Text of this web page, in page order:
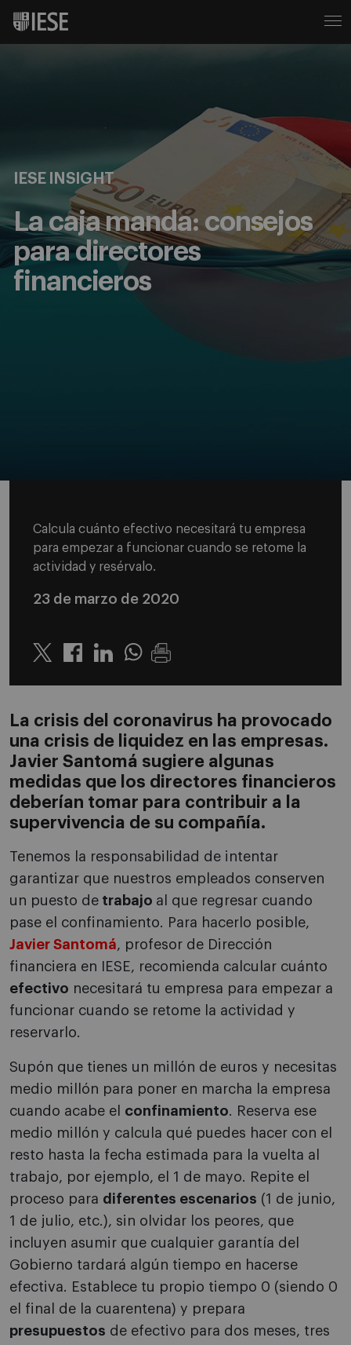
IESE INSIGHT
La caja manda: consejos
para directores
financieros
Calcula cuánto efectivo necesitará tu empresa
para empezar a funcionar cuando se retome la
actividad y resérvalo.
23 de marzo de 2020
Twitter LinkedinWhatsapp
La crisis del coronavirus ha provocado
una crisis de liquidez en las empresas.
Javier Santomá sugiere algunas
medidas que los directores financieros
deberían tomar para contribuir a la
supervivencia de su compañía.
Tenemos la responsabilidad de intentar
garantizar que nuestros empleados conserven
un puesto de trabajo al que regresar cuando
pase el confinamiento. Para hacerlo posible,
Javier Santomá, profesor de Dirección
financiera en IESE, recomienda calcular cuánto
efectivo necesitará tu empresa para empezar a
funcionar cuando se retome la actividad y
reservarlo.
Supón que tienes un millón de euros y necesitas
medio millón para poner en marcha la empresa
cuando acabe el confinamiento. Reserva ese
medio millón y calcula qué puedes hacer con el
resto hasta la fecha estimada para la vuelta al
trabajo, por ejemplo, el 1 de mayo. Repite el
proceso para diferentes escenarios (1 de junio,
1 de julio, etc.), sin olvidar los peores, que
incluyen asumir que cualquier garantía del
Gobierno tardará algún tiempo en hacerse
efectiva. Establece tu propio tiempo 0 (siendo 0
el final de la cuarentena) y prepara
presupuestos de efectivo para dos meses, tres